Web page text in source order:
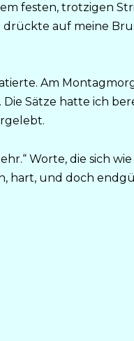
festen, trotzigen
drückte auf meine
Am
Die Sätze hatte ich
Worte, die sich
hart, und doch